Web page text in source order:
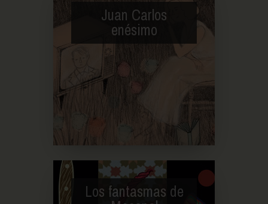
Juan Carlos
enésimo
Los fantasmas de